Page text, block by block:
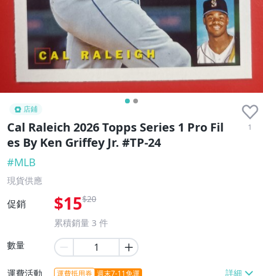
店鋪
Cal Raleich 2026 Topps Series 1 Pro Fil
es By Ken Griffey Jr. #TP-24
1
#MLB
現貨供應
促銷 $15$20
累積銷量 3 件
數量
運費活動 運費抵用券 週末7-11免運